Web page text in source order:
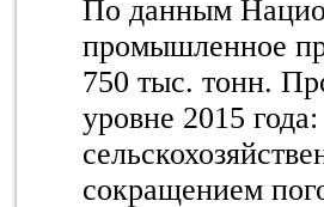
По данным
промышленное
750 тыс. тонн.
уровне 2015
сокращением